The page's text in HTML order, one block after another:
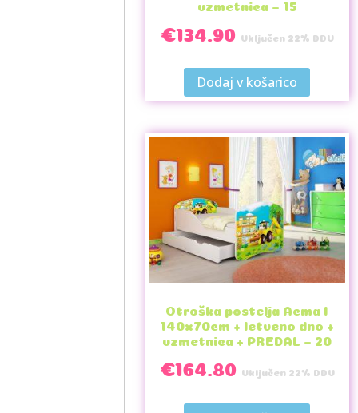
vzmetnica – 15
€134.90 Vključen 22% DDV
Dodaj v košarico
Otroška postelja Acma I
140x70cm + letveno dno +
vzmetnica + PREDAL – 20
€164.80 Vključen 22% DDV